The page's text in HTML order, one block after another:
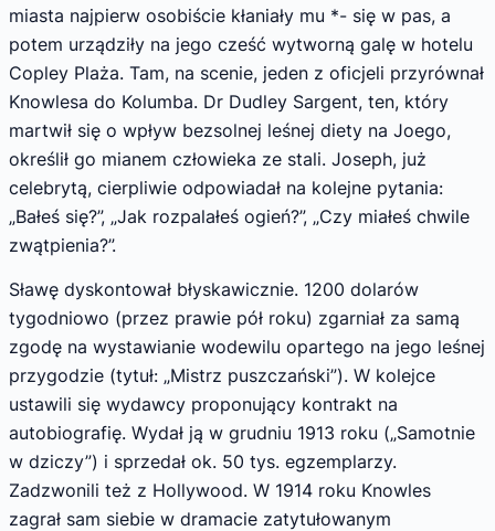
miasta najpierw osobiście kłaniały mu *- się w pas, a
potem urządziły na jego cześć wy­tworną galę w hotelu
Copley Plaża. Tam, na scenie, jeden z oficjeli przyrównał
Knowlesa do Kolumba. Dr Dudley Sargent, ten, który
martwił się o wpływ bezsolnej leśnej diety na Joego,
określił go mianem człowieka ze stali. Joseph, już
celebrytą, cierpliwie odpowiadał na kolejne pytania:
„Bałeś się?”, „Jak rozpalałeś ogień?”, „Czy miałeś chwile
zwątpienia?”.
Sławę dyskontował błyskawicznie. 1200 dolarów
tygodniowo (przez prawie pół roku) zgarniał za samą
zgodę na wystawianie wode­wilu opartego na jego leśnej
przygodzie (tytuł: „Mistrz puszczański”). W kolejce
ustawili się wydawcy proponujący kontrakt na
autobiogra­fię. Wydał ją w grudniu 1913 roku („Samotnie
w dziczy”) i sprzedał ok. 50 tys. egzemplarzy.
Zadzwonili też z Hollywood. W 1914 roku Knowles
zagrał sam siebie w dramacie zatytu­łowanym